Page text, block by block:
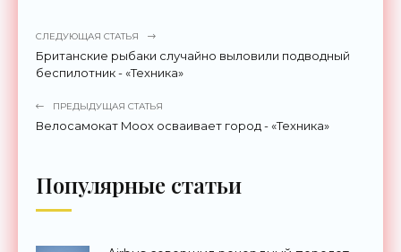
СЛЕДУЮЩАЯ СТАТЬЯ
Британские рыбаки случайно выловили подводный
беспилотник - «Техника»
ПРЕДЫДУЩАЯ СТАТЬЯ
Велосамокат Moox осваивает город - «Техника»
Популярные статьи